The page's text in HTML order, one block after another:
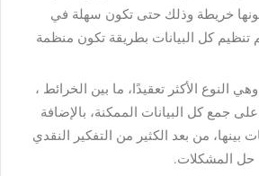
خريطة وذلك حتى تكون سهلة في
تنظيم كل البيانات بطريقة تكون منظمة
النوع الأكثر تعقيدًا، ما بين الخرائط ،
جمع كل البيانات الممكنة، بالإضافة
بينها، من بعد الكثير من التفكير النقدي
حل المشكلات.